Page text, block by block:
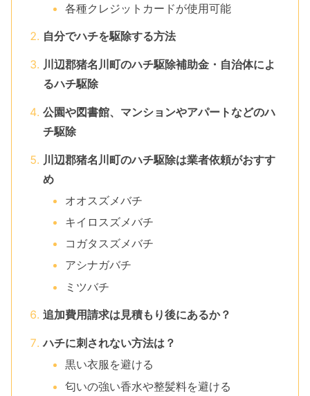
各種クレジットカードが使用可能
自分でハチを駆除する方法
川辺郡猪名川町のハチ駆除補助金・自治体によ
るハチ駆除
公園や図書館、マンションやアパートなどのハ
チ駆除
川辺郡猪名川町のハチ駆除は業者依頼がおすす
め
オオスズメバチ
キイロスズメバチ
コガタスズメバチ
アシナガバチ
ミツバチ
追加費用請求は見積もり後にあるか？
ハチに刺されない方法は？
黒い衣服を避ける
匂いの強い香水や整髪料を避ける